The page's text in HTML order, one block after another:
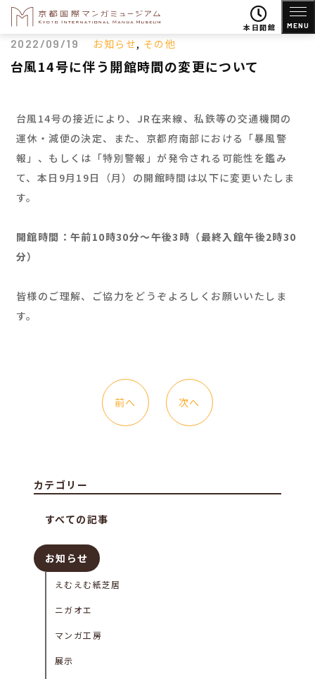
本日開館 MENU
2022/09/19 お知らせ, その他
台風14号に伴う開館時間の変更について
台風14号の接近により、JR在来線、私鉄等の交通機関の
運休・減便の決定、また、京都府南部における「暴風警
報」、もしくは「特別警報」が発令される可能性を鑑み
て、本日9月19日（月）の開館時間は以下に変更いたしま
す。
開館時間：午前10時30分～午後3時（最終入館午後2時30
分）
皆様のご理解、ご協力をどうぞよろしくお願いいたしま
す。
前へ 次へ
カテゴリー
すべての記事
お知らせ
えむえむ紙芝居
ニガオエ
マンガ工房
展示